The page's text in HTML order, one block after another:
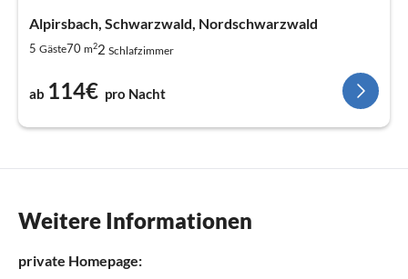
Alpirsbach, Schwarzwald, Nordschwarzwald
5 Gäste70 m22 Schlafzimmer
ab 114€ pro Nacht
Weitere Informationen
private Homepage: